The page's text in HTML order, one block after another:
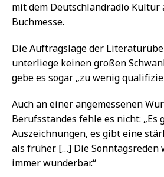
mit dem Deutschlandradio Kultur
Buchmesse.
Die Auftragslage der
unterliege keinen großen
gebe es sogar „zu wenig
Auch an einer angemessenen
Berufsstandes fehle es nicht: „Es
Auszeichnungen, es gibt eine
als früher. […] Die Sonntagsreden
immer wunderbar.“